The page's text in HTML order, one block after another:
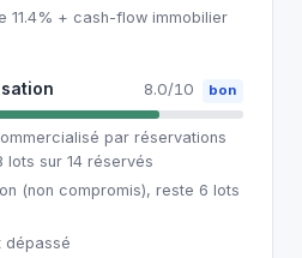
11.4% + cash-flow immobilier
8.0/10 bon
par réservations
lots sur 14 réservés
(non compromis), reste 6 lots
dépassé